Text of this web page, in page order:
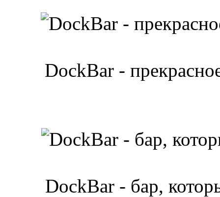
DockBar -
DockBar - бар,